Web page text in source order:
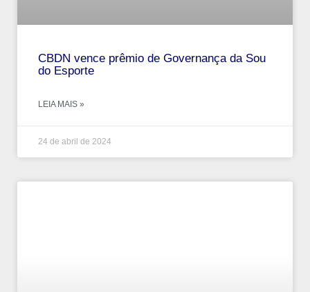
CBDN vence prêmio de Governança da Sou
do Esporte
LEIA MAIS »
24 de abril de 2024